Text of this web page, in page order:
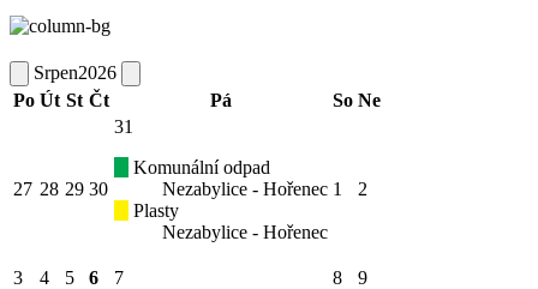
Srpen2026
Po Út St Čt Pá So Ne
27 28 29 30
31
Komunální odpad
Nezabylice - Hořenec
Plasty
Nezabylice - Hořenec
1 2
3 4 5 6 7 8 9